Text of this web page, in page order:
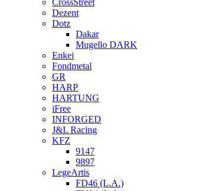
CrossStreet
Dezent
Dotz
Dakar
Mugello DARK
Enkei
Fondmetal
GR
HARP
HARTUNG
iFree
INFORGED
J&L Racing
KFZ
9147
9897
LegeArtis
FD46 (L.A.)